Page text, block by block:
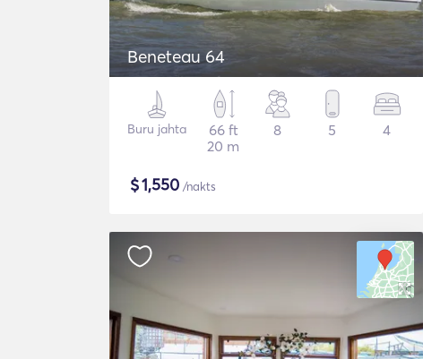
Beneteau 64
Buru jahta
66 ft
20 m
8 5 4
$1,550 /nakts